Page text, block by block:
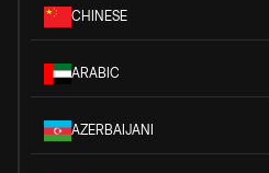
CHINESE
ARABIC
AZERBAIJANI